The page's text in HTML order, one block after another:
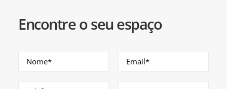
Encontre o seu espaço